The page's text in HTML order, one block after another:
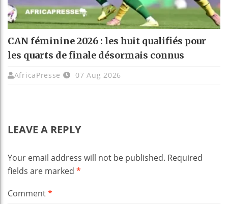
CAN féminine 2026 : les huit qualifiés pour
les quarts de finale désormais connus
AfricaPresse 07 Aug 2026
LEAVE A REPLY
Your email address will not be published. Required
fields are marked *
Comment*